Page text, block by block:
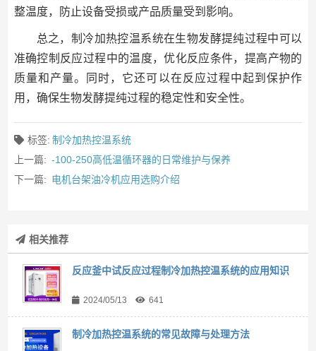
整温度，防止设备受损或产品质量受到影响。
总之，制冷加热控温系统在生物发酵提纯过程中可以
准确控制反应过程中的温度，优化反应条件，提高产物的
质量和产量。同时，它还可以在反应过程中起到保护作
用，确保生物发酵提纯过程的稳定性和安全性。
标签: 制冷加热控温系统
上一篇: -100-250高低温循环器的日常维护与保养
下一篇: 电机台架油冷机应用选购介绍
相关推荐
反应釜中试反应过程制冷加热控温系统的应用知识
2024/05/13 641
制冷加热控温系统的常见故障与处理方法